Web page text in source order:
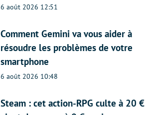
6 août 2026 12:51
Comment Gemini va vous aider à
résoudre les problèmes de votre
smartphone
6 août 2026 10:48
Steam : cet action-RPG culte à 20 €